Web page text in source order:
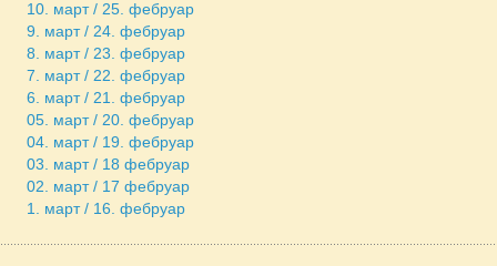
10. март / 25. фебруар
9. март / 24. фебруар
8. март / 23. фебруар
7. март / 22. фебруар
6. март / 21. фебруар
05. март / 20. фебруар
04. март / 19. фебруар
03. март / 18 фебруар
02. март / 17 фебруар
1. март / 16. фебруар